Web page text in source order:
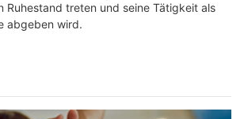
Ruhestand treten und seine Tätigkeit als
abgeben wird.